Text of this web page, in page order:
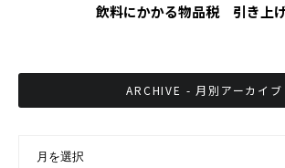
飲料にかかる物品税 引き上
ARCHIVE - 月別アーカイブ